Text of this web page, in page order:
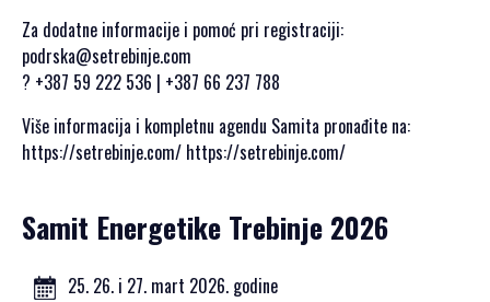
Za dodatne informacije i pomoć pri registraciji:
podrska@setrebinje.com
? +387 59 222 536 | +387 66 237 788
Više informacija i kompletnu agendu Samita pronađite na:
https://setrebinje.com/ https://setrebinje.com/
Samit Energetike Trebinje 2026
25. 26. i 27. mart 2026. godine